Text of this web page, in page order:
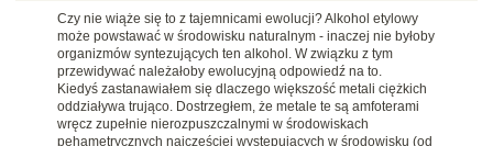
Czy nie wiąże się to z tajemnicami ewolucji? Alkohol etylowy
może powstawać w środowisku naturalnym - inaczej nie byłoby
organizmów syntezujących ten alkohol. W związku z tym
przewidywać należałoby ewolucyjną odpowiedź na to.
Kiedyś zastanawiałem się dlaczego większość metali ciężkich
oddziaływa trująco. Dostrzegłem, że metale te są amfoterami
wręcz zupełnie nierozpuszczalnymi w środowiskach
pehametrycznych najczęściej występujących w środowisku (od